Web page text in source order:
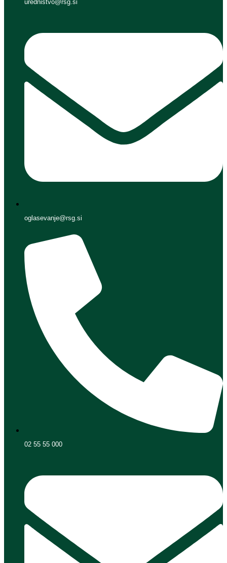
urednistvo@rsg.si
oglasevanje@rsg.si
02 55 55 000